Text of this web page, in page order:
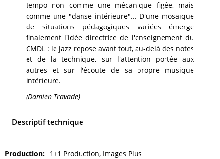
tempo non comme une mécanique figée, mais
comme une "danse intérieure"... D'une mosaïque
de situations pédagogiques variées émerge
finalement l'idée directrice de l'enseignement du
CMDL : le jazz repose avant tout, au-delà des notes
et de la technique, sur l'attention portée aux
autres et sur l'écoute de sa propre musique
intérieure.
(Damien Travade)
Descriptif technique
Production
1+1 Production, Images Plus